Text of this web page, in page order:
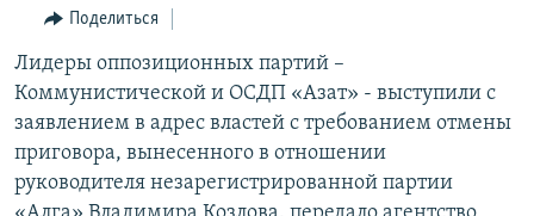
навигации
Вернутся
поиску
ТАДЖИКИСТАН
ҚАЗАҚША
КЫРГЫЗЧА
ЎЗБЕКЧА
ТОҶИКӢ
TÜRKMENÇE
Все сайты РСЕ/РС
Поделиться
Лидеры оппозиционных партий –
Коммунистической и ОСДП «Азат» - выступили с
заявлением в адрес властей с требованием отмены
приговора, вынесенного в отношении
руководителя незарегистрированной партии